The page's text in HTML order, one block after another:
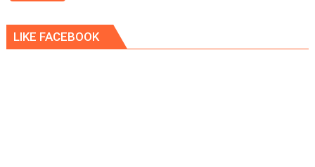
นั่ง
LIKE FACEBOOK